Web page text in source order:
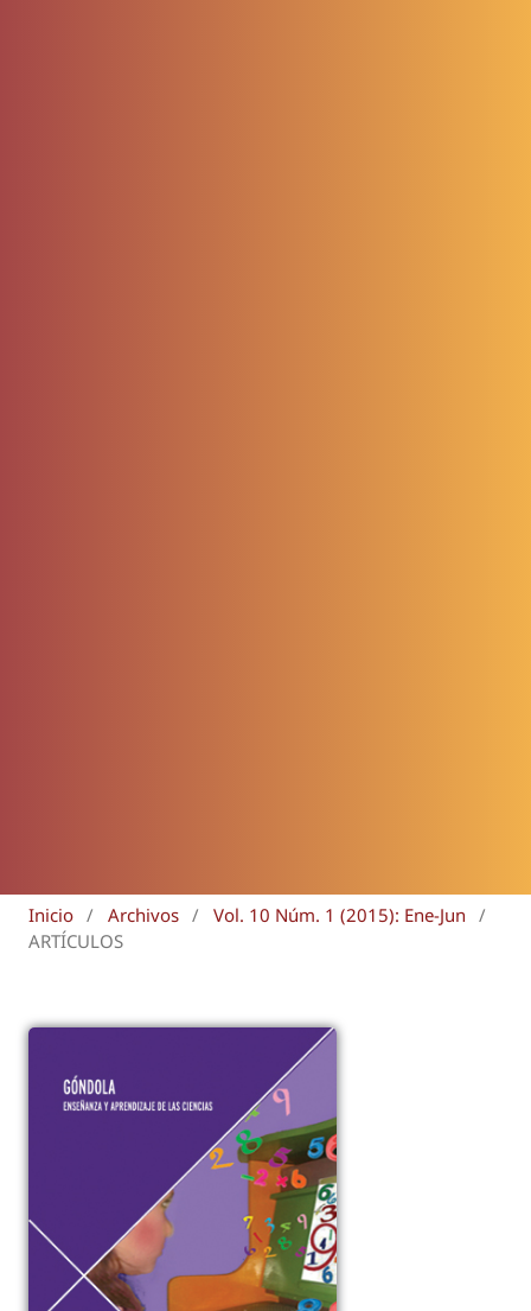
Inicio / Archivos / Vol. 10 Núm. 1 (2015): Ene-Jun
/
ARTÍCULOS